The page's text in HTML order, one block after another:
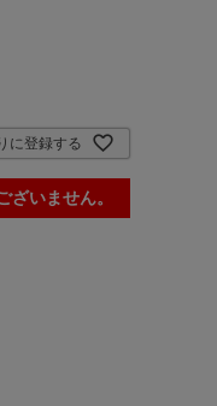
に登録する
ざいません。